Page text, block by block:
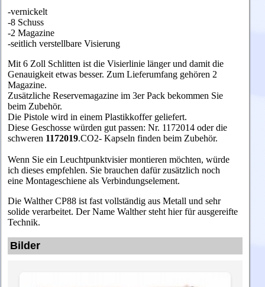
-vernickelt
-8 Schuss
-2 Magazine
-seitlich verstellbare Visierung
Mit 6 Zoll Schlitten ist die Visierlinie länger und damit die
Genauigkeit etwas besser. Zum Lieferumfang gehören 2
Magazine.
Zusätzliche Reservemagazine im 3er Pack bekommen Sie
beim Zubehör.
Die Pistole wird in einem Plastikkoffer geliefert.
Diese Geschosse würden gut passen: Nr. 1172014 oder die
schweren 1172019.CO2- Kapseln finden beim Zubehör.
Wenn Sie ein Leuchtpunktvisier montieren möchten, würde
ich dieses empfehlen. Sie brauchen dafür zusätzlich noch
eine Montageschiene als Verbindungselement.
Die Walther CP88 ist fast vollständig aus Metall und sehr
solide verarbeitet. Der Name Walther steht hier für ausgereifte
Technik.
Bilder